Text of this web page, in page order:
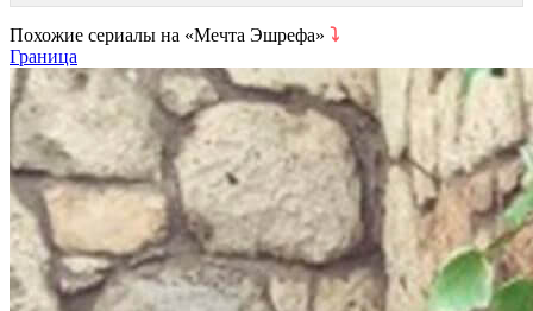
Похожие сериалы на «Мечта Эшрефа» ⤵
Граница